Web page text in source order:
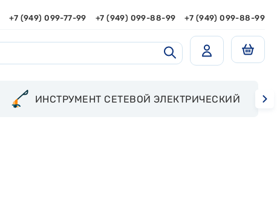
+7 (949) 099-77-99 +7 (949) 099-88-99 +7 (949) 099-88-99
ИНСТРУМЕНТ СЕТЕВОЙ ЭЛЕКТРИЧЕСКИЙ